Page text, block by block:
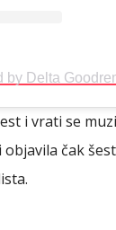
by Delta
i vrati se
čak